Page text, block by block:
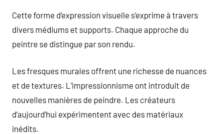
Cette forme d’expression visuelle s’exprime à travers
divers médiums et supports. Chaque approche du
peintre se distingue par son rendu.
Les fresques murales offrent une richesse de nuances
et de textures. L’impressionnisme ont introduit de
nouvelles manières de peindre. Les créateurs
d’aujourd’hui expérimentent avec des matériaux
inédits.